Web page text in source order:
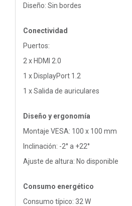
Diseño: Sin bordes
Conectividad
Puertos:
2 x HDMI 2.0
1 x DisplayPort 1.2
1 x Salida de auriculares
Diseño y ergonomía
Montaje VESA: 100 x 100 mm
Inclinación: -2° a +22°
Ajuste de altura: No disponible
Consumo energético
Consumo típico: 32 W